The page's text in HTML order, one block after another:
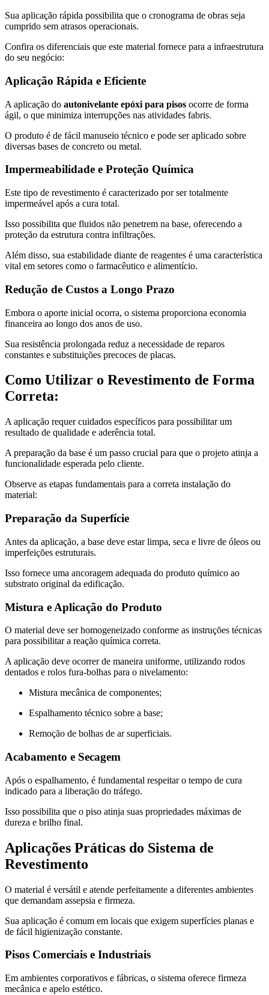
Sua aplicação rápida possibilita que o cronograma de obras seja
cumprido sem atrasos operacionais.
Confira os diferenciais que este material fornece para a infraestrutura
do seu negócio:
Aplicação Rápida e Eficiente
A aplicação do autonivelante epóxi para pisos ocorre de forma
ágil, o que minimiza interrupções nas atividades fabris.
O produto é de fácil manuseio técnico e pode ser aplicado sobre
diversas bases de concreto ou metal.
Impermeabilidade e Proteção Química
Este tipo de revestimento é caracterizado por ser totalmente
impermeável após a cura total.
Isso possibilita que fluidos não penetrem na base, oferecendo a
proteção da estrutura contra infiltrações.
Além disso, sua estabilidade diante de reagentes é uma característica
vital em setores como o farmacêutico e alimentício.
Redução de Custos a Longo Prazo
Embora o aporte inicial ocorra, o sistema proporciona economia
financeira ao longo dos anos de uso.
Sua resistência prolongada reduz a necessidade de reparos
constantes e substituições precoces de placas.
Como Utilizar o Revestimento de Forma
Correta:
A aplicação requer cuidados específicos para possibilitar um
resultado de qualidade e aderência total.
A preparação da base é um passo crucial para que o projeto atinja a
funcionalidade esperada pelo cliente.
Observe as etapas fundamentais para a correta instalação do
material:
Preparação da Superfície
Antes da aplicação, a base deve estar limpa, seca e livre de óleos ou
imperfeições estruturais.
Isso fornece uma ancoragem adequada do produto químico ao
substrato original da edificação.
Mistura e Aplicação do Produto
O material deve ser homogeneizado conforme as instruções técnicas
para possibilitar a reação química correta.
A aplicação deve ocorrer de maneira uniforme, utilizando rodos
dentados e rolos fura-bolhas para o nivelamento:
Mistura mecânica de componentes;
Espalhamento técnico sobre a base;
Remoção de bolhas de ar superficiais.
Acabamento e Secagem
Após o espalhamento, é fundamental respeitar o tempo de cura
indicado para a liberação do tráfego.
Isso possibilita que o piso atinja suas propriedades máximas de
dureza e brilho final.
Aplicações Práticas do Sistema de
Revestimento
O material é versátil e atende perfeitamente a diferentes ambientes
que demandam assepsia e firmeza.
Sua aplicação é comum em locais que exigem superfícies planas e
de fácil higienização constante.
Pisos Comerciais e Industriais
Em ambientes corporativos e fábricas, o sistema oferece firmeza
mecânica e apelo estético.